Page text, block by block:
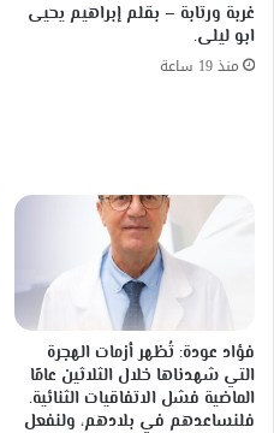
غربة ورتابة – بقلم إبراهيم يحيى
ابو ليلى.
منذ 19 ساعة
فؤاد عودة: تُظهر أزمات الهجرة
التي شهدناها خلال الثلاثين عامًا
الماضية فشل الاتفاقيات الثنائية.
فلنساعدهم في بلادهم، ولنفعل